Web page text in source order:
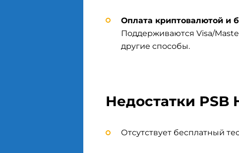
Оплата криптовалютой и
Поддерживаются Visa/
другие способы.
Недостатки PSB
Отсутствует бесплатный